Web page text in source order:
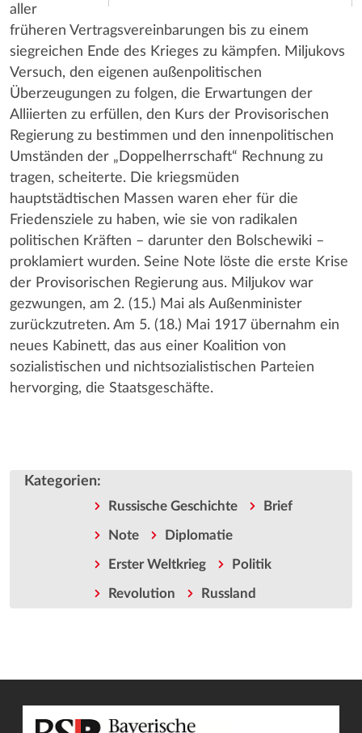
aller
früheren Vertragsvereinbarungen bis zu einem
siegreichen Ende des Krieges zu kämpfen. Miljukovs
Versuch, den eigenen außenpolitischen
Überzeugungen zu folgen, die Erwartungen der
Alliierten zu erfüllen, den Kurs der Provisorischen
Regierung zu bestimmen und den innenpolitischen
Umständen der „Doppelherrschaft“ Rechnung zu
tragen, scheiterte. Die kriegsmüden
hauptstädtischen Massen waren eher für die
Friedensziele zu haben, wie sie von radikalen
politischen Kräften – darunter den Bolschewiki –
proklamiert wurden. Seine Note löste die erste Krise
der Provisorischen Regierung aus. Miljukov war
gezwungen, am 2. (15.) Mai als Außenminister
zurückzutreten. Am 5. (18.) Mai 1917 übernahm ein
neues Kabinett, das aus einer Koalition von
sozialistischen und nichtsozialistischen Parteien
hervorging, die Staatsgeschäfte.
Kategorien:
Russische Geschichte Brief
Note Diplomatie
Erster Weltkrieg Politik
Revolution Russland